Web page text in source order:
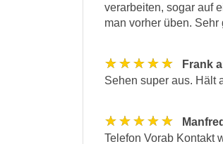
verarbeiten, sogar auf
man vorher üben. Sehr
★★★★★
Frank
Sehen super aus. Hält
★★★★★
Telefon Vorab Kontakt